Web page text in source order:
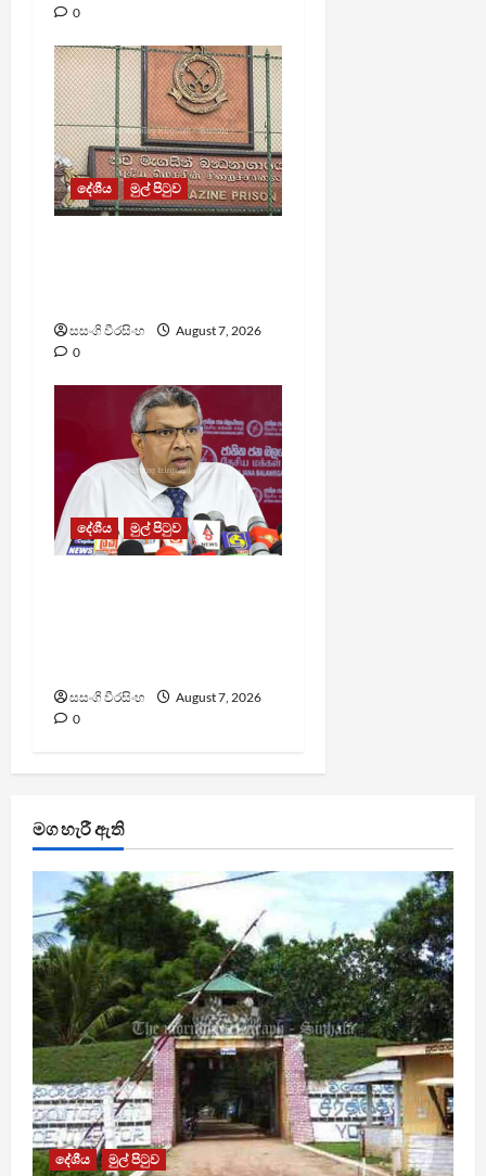
0
දේශීය මුල් පිටුව
සසංගි වීරසිංහ
August 7, 2026
0
දේශීය මුල් පිටුව
සසංගි වීරසිංහ
August 7, 2026
0
මග හැරී ඇති
දේශීය මුල් පිටුව